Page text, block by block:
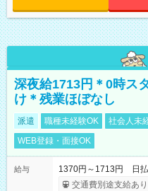
深夜給1713円＊0時ス
け＊残業ほぼなし
派遣 職種未経験OK 社会人未
WEB登録・面接OK
給与
1370円～1713円 日払
交通費別途支給あり